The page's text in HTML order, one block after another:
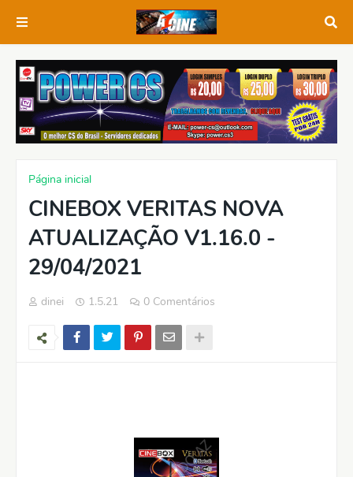
Página inicial
CINEBOX VERITAS NOVA
ATUALIZAÇÃO V1.16.0 -
29/04/2021
dinei 1.5.21 0 Comentários